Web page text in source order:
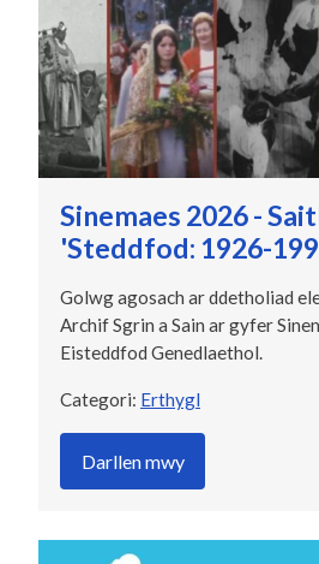
Sinemaes 2026 -
'Steddfod: 1926-
Golwg agosach ar ddetholiad
Archif Sgrin a Sain ar gyfer
Eisteddfod Genedlaethol.
Categori: Erthygl
Darllen mwy